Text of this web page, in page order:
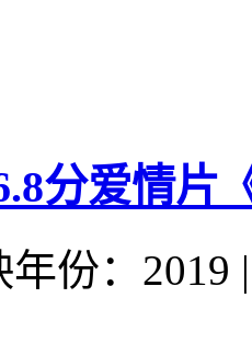
分爱情片
年份：2019 |